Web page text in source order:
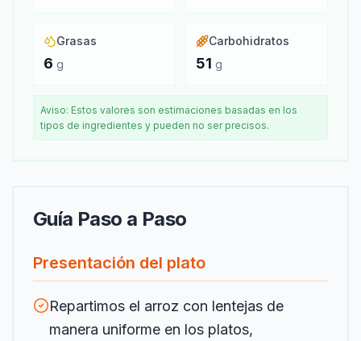
Grasas
6 g
Carbohidratos
51 g
Aviso: Estos valores son estimaciones basadas en los
tipos de ingredientes y pueden no ser precisos.
Guía Paso a Paso
Presentación del plato
Repartimos el arroz con lentejas de
manera uniforme en los platos,